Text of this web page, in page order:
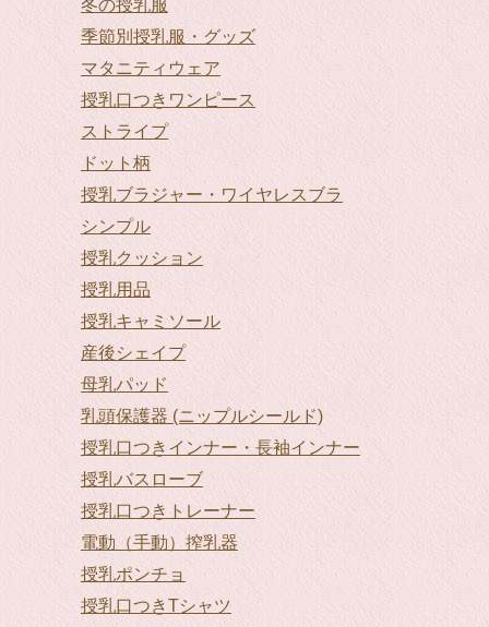
冬の授乳服
季節別授乳服・グッズ
マタニティウェア
授乳口つきワンピース
ストライプ
ドット柄
授乳ブラジャー・ワイヤレスブラ
シンプル
授乳クッション
授乳用品
授乳キャミソール
産後シェイプ
母乳パッド
乳頭保護器 (ニップルシールド)
授乳口つきインナー・長袖インナー
授乳バスローブ
授乳口つきトレーナー
電動（手動）搾乳器
授乳ポンチョ
授乳口つきTシャツ